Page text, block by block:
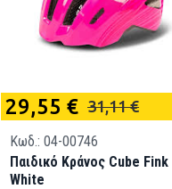
29,55 € 31,11 €
Κωδ.: 04-00746
Παιδικό Κράνος Cube Fink
White